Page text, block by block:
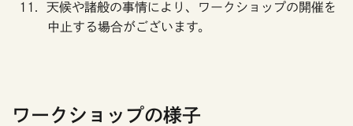
天候や諸般の事情により、ワークショップの開催を
中止する場合がございます。
ワークショップの様子